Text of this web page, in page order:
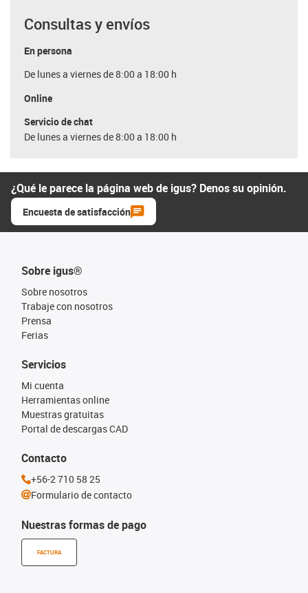
Consultas y envíos
En persona
De lunes a viernes de 8:00 a 18:00 h
Online
Servicio de chat
De lunes a viernes de 8:00 a 18:00 h
¿Qué le parece la página web de igus? Denos su opinión.
Encuesta de satisfacción
Sobre igus®
Sobre nosotros
Trabaje con nosotros
Prensa
Ferias
Nuestras formas de pago
FACTURA
Servicios
Mi cuenta
Herramientas online
Muestras gratuitas
Portal de descargas CAD
Contacto
+56-2 710 58 25
Formulario de contacto